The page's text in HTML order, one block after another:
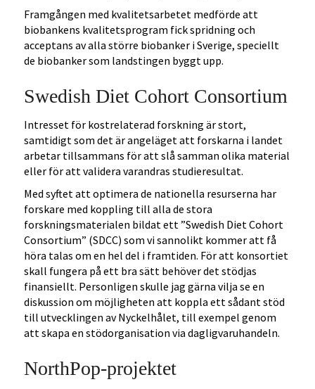
Framgången med kvalitetsarbetet medförde att
biobankens kvalitetsprogram fick spridning och
acceptans av alla större biobanker i Sverige, speciellt
de biobanker som landstingen byggt upp.
Swedish Diet Cohort Consortium
Intresset för kostrelaterad forskning är stort,
samtidigt som det är angeläget att forskarna i landet
arbetar tillsammans för att slå samman olika material
eller för att validera varandras studieresultat.
Med syftet att optimera de nationella resurserna har
forskare med koppling till alla de stora
forskningsmaterialen bildat ett ”Swedish Diet Cohort
Consortium” (SDCC) som vi sannolikt kommer att få
höra talas om en hel del i framtiden. För att konsortiet
skall fungera på ett bra sätt behöver det stödjas
finansiellt. Personligen skulle jag gärna vilja se en
diskussion om möjligheten att koppla ett sådant stöd
till utvecklingen av Nyckelhålet, till exempel genom
att skapa en stödorganisation via dagligvaruhandeln.
NorthPop-projektet